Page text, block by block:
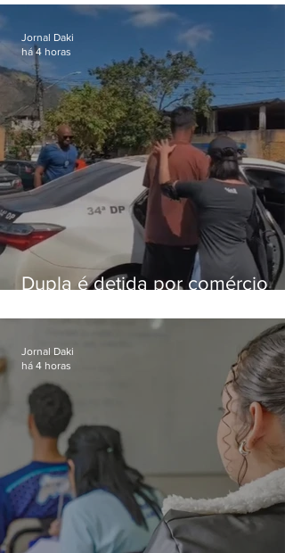
foragido
Dupla é detida por comércio
Bangu
Jornal Daki
há 4 horas
Jornal Daki
há 4 horas